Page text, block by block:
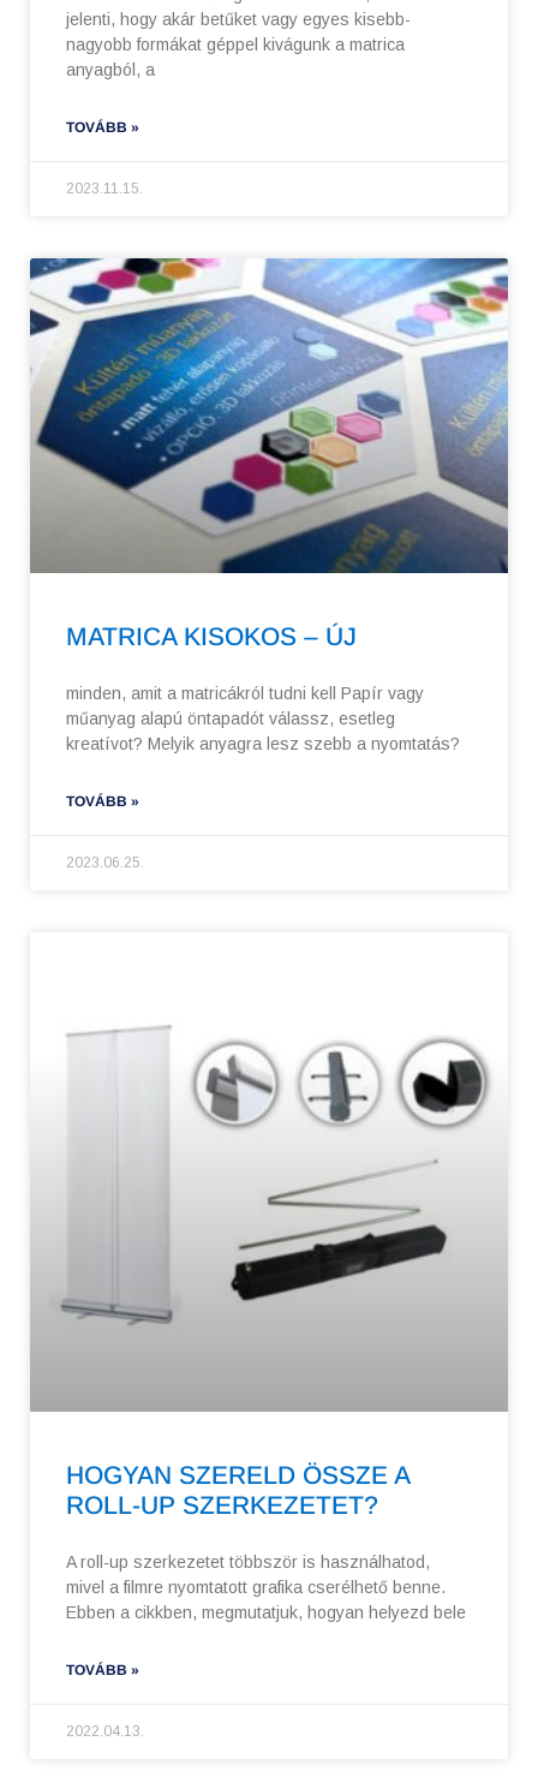
jelenti, hogy akár betűket vagy egyes kisebb-
nagyobb formákat géppel kivágunk a matrica
anyagból, a
TOVÁBB »
2023.11.15.
MATRICA KISOKOS – ÚJ
minden, amit a matricákról tudni kell Papír vagy
műanyag alapú öntapadót válassz, esetleg
kreatívot? Melyik anyagra lesz szebb a nyomtatás?
TOVÁBB »
2023.06.25.
HOGYAN SZERELD ÖSSZE A
ROLL-UP SZERKEZETET?
A roll-up szerkezetet többször is használhatod,
mivel a filmre nyomtatott grafika cserélhető benne.
Ebben a cikkben, megmutatjuk, hogyan helyezd bele
TOVÁBB »
2022.04.13.